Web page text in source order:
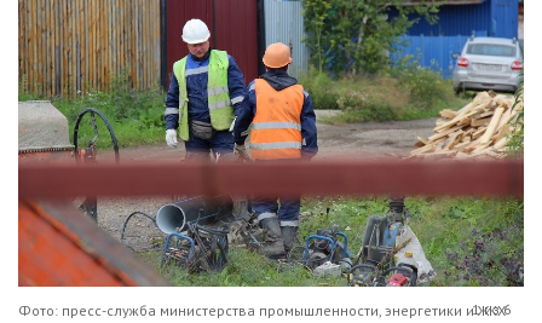
Фото: пресс-служба министерства промышленности, энергетики и ЖКХ
1 из 6